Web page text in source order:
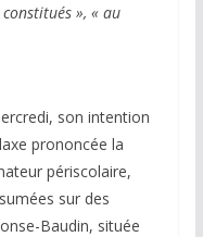
», « au
son intention
prononcée la
périscolaire,
sur des
Baudin, située